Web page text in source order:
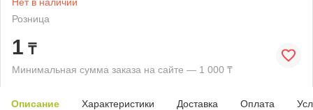
Розница
1 ₸
Минимальная сумма заказа на сайте — 1 000 ₸
Описание Характеристики Доставка Оплата